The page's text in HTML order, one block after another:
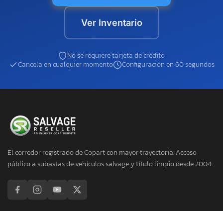
Ver Inventario
No se requiere tarjeta de crédito
Cancela en cualquier momento
Configuración en 60 segundos
El corredor registrado de Copart con mayor trayectoria. Acceso
público a subastas de vehículos salvage y título limpio desde 2004.